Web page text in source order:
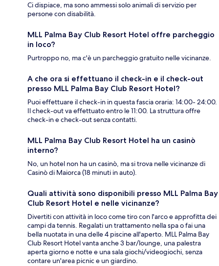
Ci dispiace, ma sono ammessi solo animali di servizio per
persone con disabilità.
MLL Palma Bay Club Resort Hotel offre parcheggio
in loco?
Purtroppo no, ma c'è un parcheggio gratuito nelle vicinanze.
A che ora si effettuano il check-in e il check-out
presso MLL Palma Bay Club Resort Hotel?
Puoi effettuare il check-in in questa fascia oraria: 14:00- 24:00.
Il check-out va effettuato entro le 11:00. La struttura offre
check-in e check-out senza contatti.
MLL Palma Bay Club Resort Hotel ha un casinò
interno?
No, un hotel non ha un casinò, ma si trova nelle vicinanze di
Casinò di Maiorca (18 minuti in auto).
Quali attività sono disponibili presso MLL Palma Bay
Club Resort Hotel e nelle vicinanze?
Divertiti con attività in loco come tiro con l'arco e approfitta dei
campi da tennis. Regalati un trattamento nella spa o fai una
bella nuotata in una delle 4 piscine all'aperto. MLL Palma Bay
Club Resort Hotel vanta anche 3 bar/lounge, una palestra
aperta giorno e notte e una sala giochi/videogiochi, senza
contare un'area picnic e un giardino.